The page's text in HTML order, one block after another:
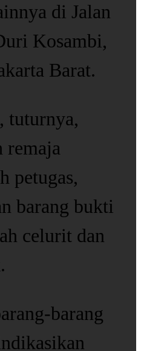
di Jalan
Kosambi,
Barat.
tuturnya,
remaja
petugas,
barang bukti
celurit dan
barang